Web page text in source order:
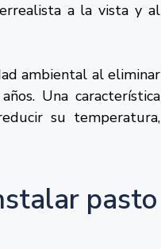
a la vista y al
ambiental al eliminar
Una característica
su temperatura,
pasto